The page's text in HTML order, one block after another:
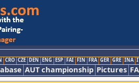
CRO CZE DEN ENG ESP FAI FIN FRA GER GRE INA
AUT championship Pictures